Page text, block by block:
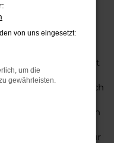
FÜR
eingeht
neuesten Stand
landet unweigerlich
Dieses Fahrzeug
Generation in den
Hinsicht als
EU-Neuwagen für
von uns eingesetzt:
um die
gewährleisten.